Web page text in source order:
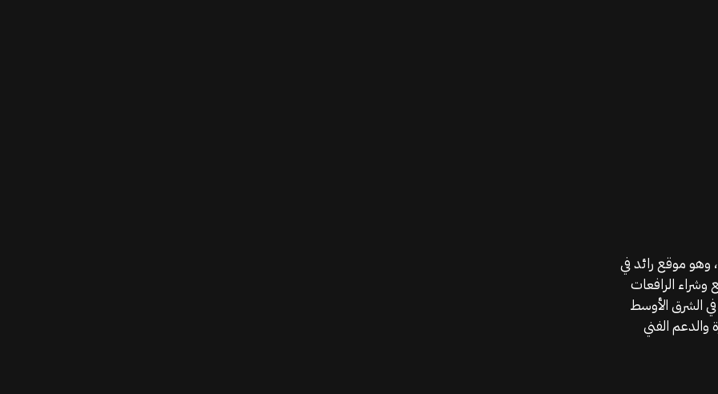
موقع قطع الغيار KGSAN وهو أحد اعمال شركة MAHALLAK، وهو موقع رائد في
وشراء الرافعات
الشرق الأوسط
الفني